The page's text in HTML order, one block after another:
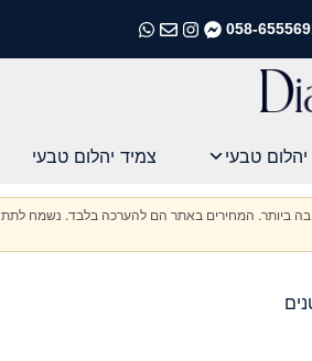
058-
התקשרו אלינו
התקשרו אלינו
התקשרו אלינו
התקשרו אלינו
יהלום טבעי צמיד יהלום טבעי
ביותר. המחירים באתר הם להערכה בלבד. נשמח לתת